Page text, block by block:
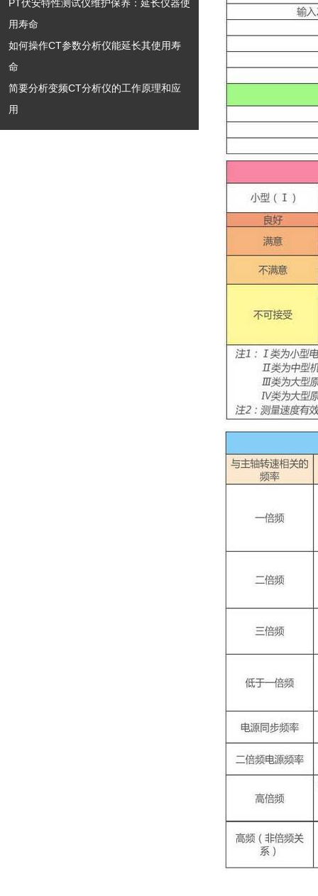
PT伏安特性测试仪维护保养：延长仪器使
用寿命​
如何操作CT参数分析仪能延长其使用寿
命
简要分析变频CT分析仪的工作原理和应
用